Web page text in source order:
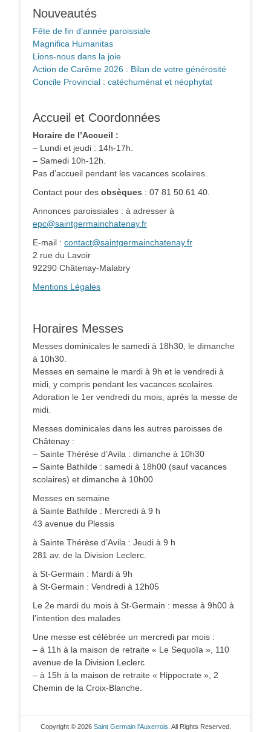
Nouveautés
Fête de fin d’année paroissiale
Magnifica Humanitas
Lions-nous dans la joie
Action de Carême 2026 : Bilan de votre générosité
Concile Provincial : catéchuménat et néophytat
Accueil et Coordonnées
Horaire de l’Accueil :
– Lundi et jeudi : 14h-17h.
– Samedi 10h-12h.
Pas d’accueil pendant les vacances scolaires.
Contact pour des obsèques : 07 81 50 61 40.
Annonces paroissiales : à adresser à
epc@saintgermainchatenay.fr
E-mail : contact@saintgermainchatenay.fr
2 rue du Lavoir
92290 Châtenay-Malabry
Mentions Légales
Horaires Messes
Messes dominicales le samedi à 18h30, le dimanche
à 10h30.
Messes en semaine le mardi à 9h et le vendredi à
midi, y compris pendant les vacances scolaires.
Adoration le 1er vendredi du mois, après la messe de
midi.
Messes dominicales dans les autres paroisses de
Châtenay :
– Sainte Thérèse d’Avila : dimanche à 10h30
– Sainte Bathilde : samedi à 18h00 (sauf vacances
scolaires) et dimanche à 10h00
Messes en semaine
à Sainte Bathilde : Mercredi à 9 h
43 avenue du Plessis
à Sainte Thérèse d’Avila : Jeudi à 9 h
281 av. de la Division Leclerc.
à St-Germain : Mardi à 9h
à St-Germain : Vendredi à 12h05
Le 2e mardi du mois à St-Germain : messe à 9h00 à
l’intention des malades
Une messe est célébrée un mercredi par mois :
– à 11h à la maison de retraite « Le Sequoïa », 110
avenue de la Division Leclerc
– à 15h à la maison de retraite « Hippocrate », 2
Chemin de la Croix-Blanche.
Copyright © 2026 Saint Germain l'Auxerrois . All Rights Reserved.